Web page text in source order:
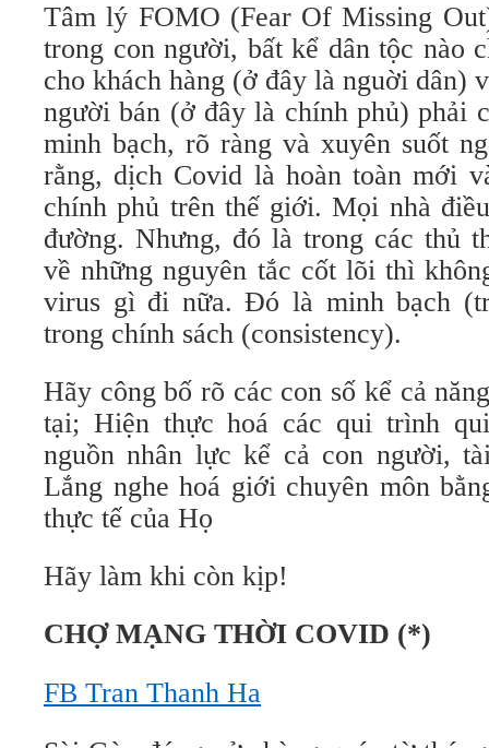
Tâm lý FOMO (Fear Of Missing
trong con người, bất kể dân tộc nào
cho khách hàng (ở đây là nguời dân)
người bán (ở đây là chính phủ) phải
minh bạch, rõ ràng và xuyên suốt
rằng, dịch Covid là hoàn toàn mới
chính phủ trên thế giới. Mọi nhà
đường. Nhưng, đó là trong các thủ
về những nguyên tắc cốt lõi thì
virus gì đi nữa. Đó là minh bạch
trong chính sách (consistency).
Hãy công bố rõ các con số kể cả
tại; Hiện thực hoá các qui trình
nguồn nhân lực kể cả con người,
Lắng nghe hoá giới chuyên môn
thực tế của Họ
Hãy làm khi còn kịp!
CHỢ MẠNG THỜI COVID (*)
FB Tran Thanh Ha